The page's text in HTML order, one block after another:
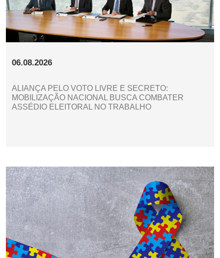
06.08.2026
ALIANÇA PELO VOTO LIVRE E SECRETO:
MOBILIZAÇÃO NACIONAL BUSCA COMBATER
ASSÉDIO ELEITORAL NO TRABALHO